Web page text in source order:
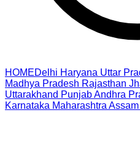
HOMEDelhi Haryana Uttar
Madhya Pradesh Rajasthan
Uttarakhand PunjabAndhra
Karnataka Maharashtra Assam